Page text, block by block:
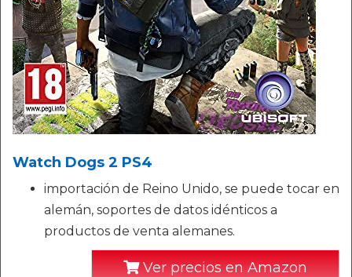
Watch Dogs 2 PS4
importación de Reino Unido, se puede tocar en
alemán, soportes de datos idénticos a
productos de venta alemanes.
Ver precios en Amazon